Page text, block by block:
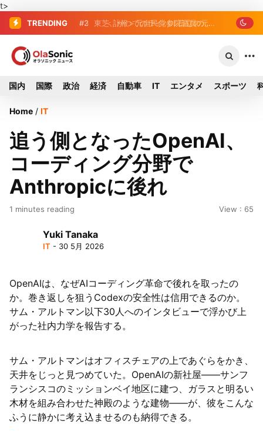
t>
TRENDING #2 ＜訃報＞元自民党参院議員の藤
#3 東芝、かつてのライバル日立の元社
国内 国際 政治 経済 自動車 IT エンタメ スポーツ
Home / IT
追う側となったOpenAI、
コーディング分野で
Anthropicに後れ
1 minutes reading View : 65
Yuki Tanaka
IT - 30 5月 2026
OpenAIは、なぜAIコーディング革命で後れを取ったの
か。巻き返しを狙うCodexの安全性は信用できるのか。
サム・アルトマン以下30人へのインタビューで浮かび上
がった社内力学を報告する。
サム・アルトマンはオフィスチェアの上であぐらをかき、
天井をじっと見つめていた。OpenAIの新社屋――サンフ
ランシスコのミッションベイ地区に建つ、ガラスと明るい
木材を組み合わせた神殿のような建物――が、彼をこんな
ふうに静かに考え込ませるのも納得できる。